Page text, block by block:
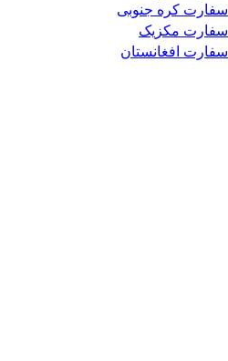
سفارت کره جنوبی
سفارت مکزیک
سفارت افغانستان